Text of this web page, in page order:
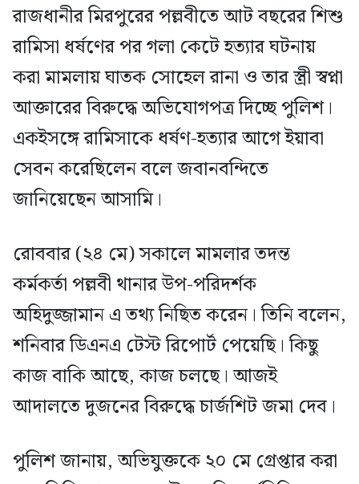
রাজধানীর মিরপুরের পল্লবীতে আট বছরের শিশু
রামিসা ধর্ষণের পর গলা কেটে হত্যার ঘটনায়
করা মামলায় ঘাতক সোহেল রানা ও তার স্ত্রী স্বপ্না
আক্তারের বিরুদ্ধে অভিযোগপত্র দিচ্ছে পুলিশ।
একইসঙ্গে রামিসাকে ধর্ষণ-হত্যার আগে ইয়াবা
সেবন করেছিলেন বলে জবানবন্দিতে
জানিয়েছেন আসামি।
রোববার (২৪ মে) সকালে মামলার তদন্ত
কর্মকর্তা পল্লবী থানার উপ-পরিদর্শক
অহিদুজ্জামান এ তথ্য নিছিত করেন। তিনি বলেন,
শনিবার ডিএনএ টেস্ট রিপোর্ট পেয়েছি। কিছু
কাজ বাকি আছে, কাজ চলছে। আজই
আদালতে দুজনের বিরুদ্ধে চার্জশিট জমা দেব।
পুলিশ জানায়, অভিযুক্তকে ২০ মে গ্রেপ্তার করা